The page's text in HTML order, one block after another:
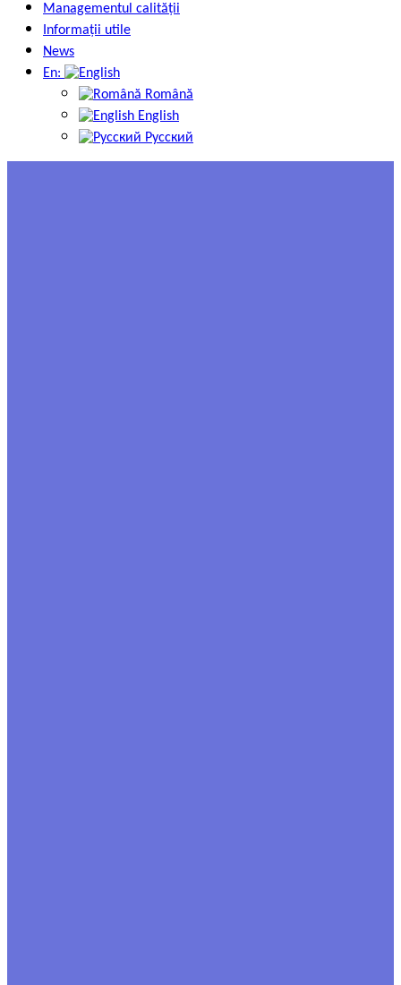
Managementul calității
Informații utile
News
En:
Română
English
Русский